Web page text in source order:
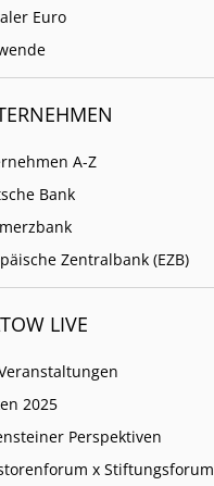
Euro
A-Z
Bank
Zentralbank (EZB)
LIVE
2025
Perspektiven
x Stiftungsforum